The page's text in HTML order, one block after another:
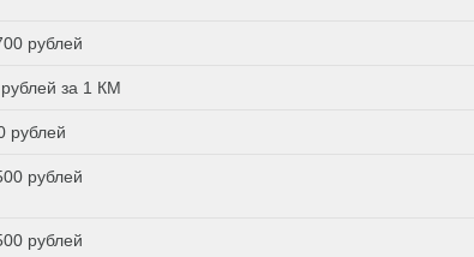
рублей
за 1 КМ
рублей
рублей
рублей